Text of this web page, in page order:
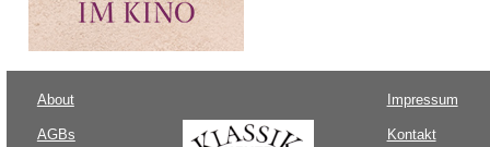
About
AGBs
Impressum
Kontakt